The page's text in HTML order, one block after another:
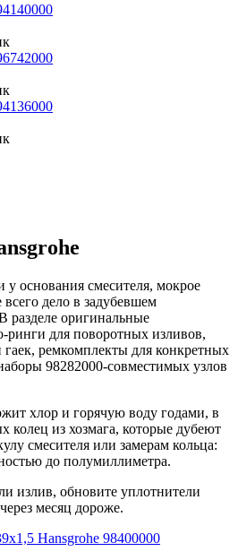
у основания смесителя, мокрое
дело в задубевшем
разделе оригинальные
ринги для поворотных изливов,
ремкомплекты для конкретных
98282000-совместимых узлов
хлор и горячую воду годами, в
колец из хозмага, которые дубеют
смесителя или замерам кольца:
до полумиллиметра.
излив, обновите уплотнители
месяц дороже.
Hansgrohe 98400000